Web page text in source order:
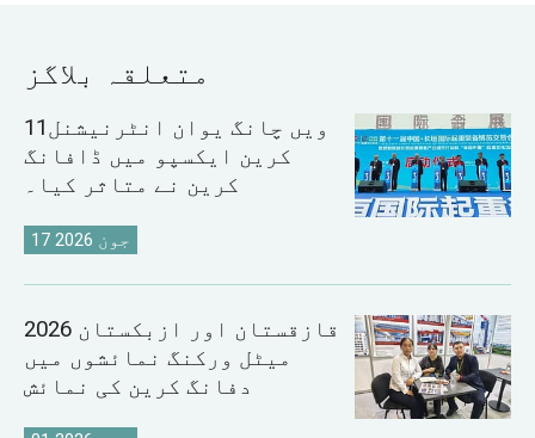
متعلقہ بلاگز
11ویں چانگ یوان انٹرنیشنل
کرین ایکسپو میں ڈافانگ
کرین نے متاثر کیا۔
17 جون 2026
2026 قازقستان اور ازبکستان
میٹل ورکنگ نمائشوں میں
دفانگ کرین کی نمائش